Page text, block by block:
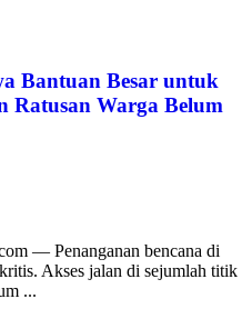
Bantuan Besar untuk
Ratusan Warga Belum
— Penanganan bencana di
Akses jalan di sejumlah titik
...